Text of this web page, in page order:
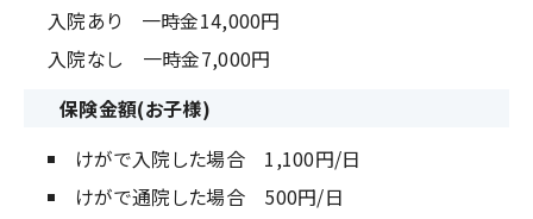
入院あり 一時金14,000円
入院なし 一時金7,000円
保険金額(お子様)
けがで入院した場合 1,100円/日
けがで通院した場合 500円/日